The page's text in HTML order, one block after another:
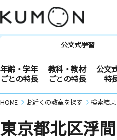
公文式学習
年齢・学年
ごとの特長
教科・教材
ごとの特長
公文
特
HOME お近くの教室を探す 検索結果
東京都北区浮